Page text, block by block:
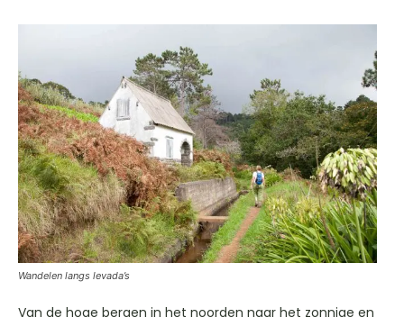
Wandelen langs levada’s
Van de hoge bergen in het noorden naar het zonnige en